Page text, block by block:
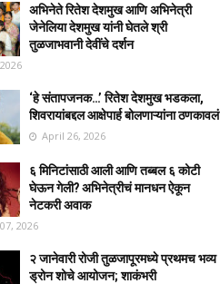
अभिनेते रितेश देशमुख आणि अभिनेत्री
जेनेलिया देशमुख यांनी घेतले श्री
तुळजाभवानी देवींचे दर्शन
‘हे संतापजनक…’ रितेश देशमुख भडकला,
शिवरायांबद्दल आक्षेपार्ह बोलणाऱ्यांना ठणकावलं
April 26, 2026
६ मिनिटांसाठी आली आणि तब्बल ६ कोटी
घेऊन गेली? अभिनेत्रीचं मानधन ऐकून
नेटकरी अवाक
2026
२ जानेवारी रोजी तुळजापूरमध्ये प्रथमच भव्य
ड्रोन शोचे आयोजन; शाकंभरी